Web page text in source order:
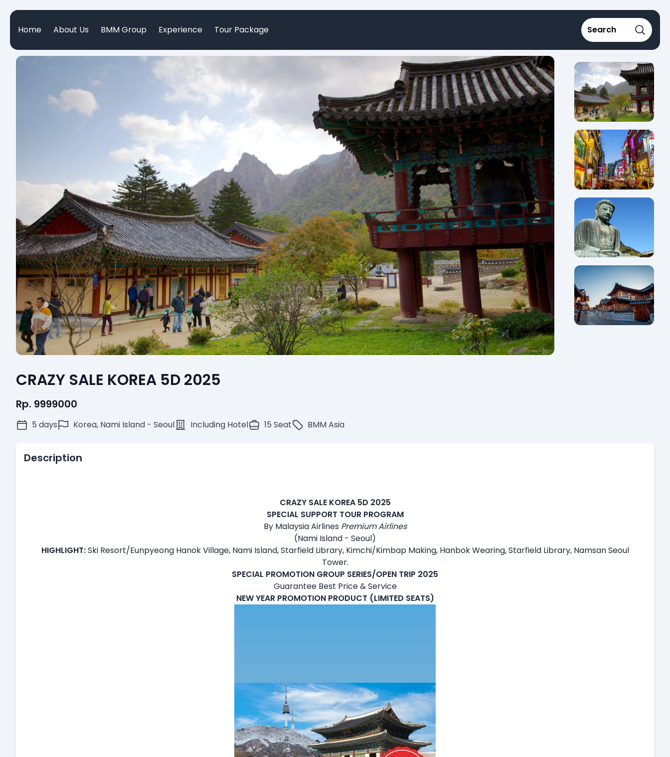
Home About Us BMM Group Experience Tour Package Search
CRAZY SALE KOREA 5D 2025
Rp. 9999000
5 days Korea, Nami Island - Seoul Including Hotel 15 Seat BMM Asia
Description
CRAZY SALE KOREA 5D 2025
SPECIAL SUPPORT TOUR PROGRAM
By Malaysia Airlines Premium Airlines
(Nami Island - Seoul)
HIGHLIGHT:Ski Resort/Eunpyeong Hanok Village, Nami Island, Starfield Library, Kimchi/Kimbap Making, Hanbok Wearing, Starfield Library, Namsan Seoul
Tower.
SPECIAL PROMOTION GROUP SERIES/OPEN TRIP 2025
Guarantee Best Price & Service
NEW YEAR PROMOTION PRODUCT (LIMITED SEATS)